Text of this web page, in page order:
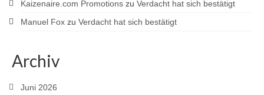
Kaizenaire.com Promotions zu Verdacht hat sich bestätigt
Manuel Fox zu Verdacht hat sich bestätigt
Archiv
Juni 2026